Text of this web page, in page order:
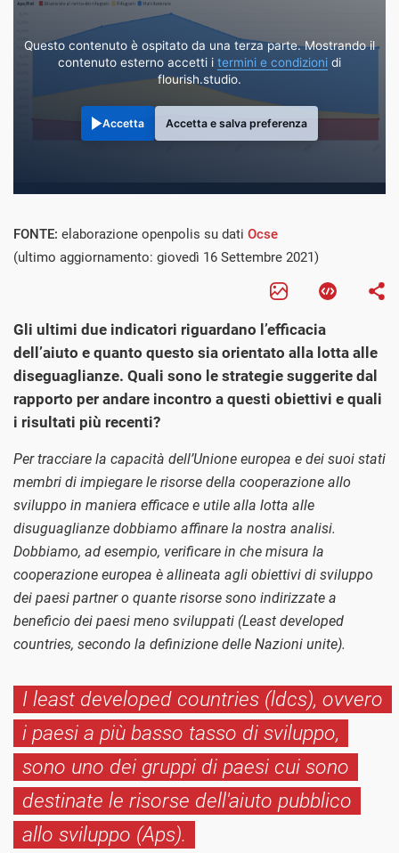
Questo contenuto è ospitato da una terza parte. Mostrando il
contenuto esterno accetti i termini e condizioni di
flourish.studio.
Accetta Accetta e salva preferenza
FONTE: elaborazione openpolis su dati Ocse
(ultimo aggiornamento: giovedì 16 Settembre 2021)
Gli ultimi due indicatori riguardano l’efficacia
dell’aiuto e quanto questo sia orientato alla lotta alle
diseguaglianze. Quali sono le strategie suggerite dal
rapporto per andare incontro a questi obiettivi e quali
i risultati più recenti?
Per tracciare la capacità dell’Unione europea e dei suoi stati
membri di impiegare le risorse della cooperazione allo
sviluppo in maniera efficace e utile alla lotta alle
disuguaglianze dobbiamo affinare la nostra analisi.
Dobbiamo, ad esempio, verificare in che misura la
cooperazione europea è allineata agli obiettivi di sviluppo
dei paesi partner o quante risorse sono indirizzate a
beneficio dei paesi meno sviluppati (Least developed
countries, secondo la definizione delle Nazioni unite).
I least developed countries (ldcs), ovvero
i paesi a più basso tasso di sviluppo,
sono uno dei gruppi di paesi cui sono
destinate le risorse dell'aiuto pubblico
allo sviluppo (Aps).